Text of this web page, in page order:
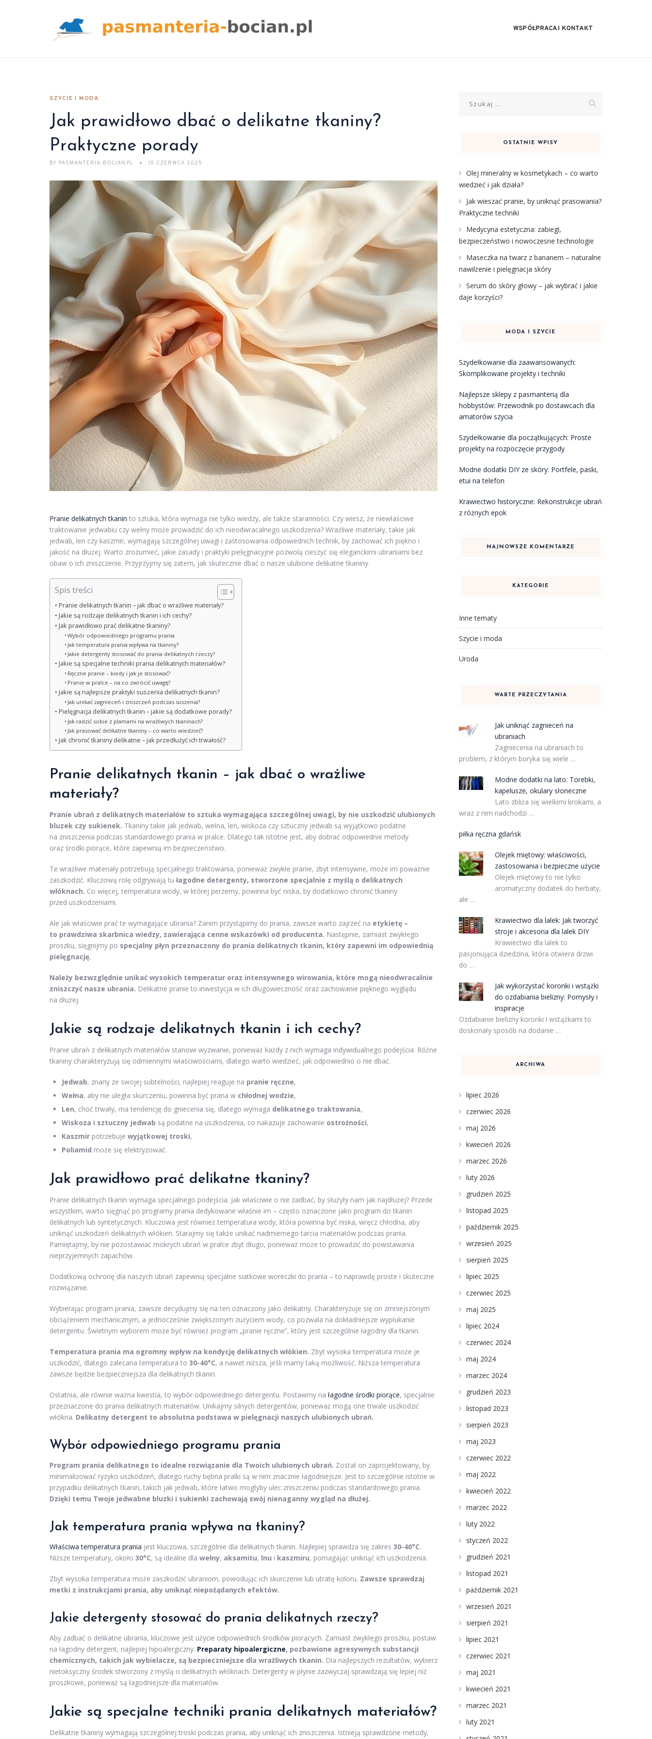
WSPÓŁPRACA I KONTAKT
SZYCIE I MODA
Jak prawidłowo dbać o delikatne tkaniny?
Praktyczne porady
BY PASMANTERIA-BOCIAN.PL 15 CZERWCA 2025
Pranie delikatnych tkanin to sztuka, która wymaga nie tylko wiedzy, ale także staranności. Czy wiesz, że niewłaściwe
traktowanie jedwabiu czy wełny może prowadzić do ich nieodwracalnego uszkodzenia? Wrażliwe materiały, takie jak
jedwab, len czy kaszmir, wymagają szczególnej uwagi i zastosowania odpowiednich technik, by zachować ich piękno i
jakość na dłużej. Warto zrozumieć, jakie zasady i praktyki pielęgnacyjne pozwolą cieszyć się eleganckimi ubraniami bez
obaw o ich zniszczenie. Przyjrzyjmy się zatem, jak skutecznie dbać o nasze ulubione delikatne tkaniny.
Spis treści
Pranie delikatnych tkanin – jak dbać o wrażliwe materiały?
Jakie są rodzaje delikatnych tkanin i ich cechy?
Jak prawidłowo prać delikatne tkaniny?
Wybór odpowiedniego programu prania
Jak temperatura prania wpływa na tkaniny?
Jakie detergenty stosować do prania delikatnych rzeczy?
Jakie są specjalne techniki prania delikatnych materiałów?
Ręczne pranie – kiedy i jak je stosować?
Pranie w pralce – na co zwrócić uwagę?
Jakie są najlepsze praktyki suszenia delikatnych tkanin?
Jak unikać zagnieceń i zniszczeń podczas suszenia?
Pielęgnacja delikatnych tkanin – jakie są dodatkowe porady?
Jak radzić sobie z plamami na wrażliwych tkaninach?
Jak prasować delikatne tkaniny – co warto wiedzieć?
Jak chronić tkaniny delikatne – jak przedłużyć ich trwałość?
Pranie delikatnych tkanin – jak dbać o wrażliwe
materiały?
Pranie ubrań z delikatnych materiałów to sztuka wymagająca szczególnej uwagi, by nie uszkodzić ulubionych
bluzek czy sukienek. Tkaniny takie jak jedwab, wełna, len, wiskoza czy sztuczny jedwab są wyjątkowo podatne
na zniszczenia podczas standardowego prania w pralce. Dlatego tak istotne jest, aby dobrać odpowiednie metody
oraz środki piorące, które zapewnią im bezpieczeństwo.
Te wrażliwe materiały potrzebują specjalnego traktowania, ponieważ zwykłe pranie, zbyt intensywne, może im poważnie
zaszkodzić. Kluczową rolę odgrywają tu łagodne detergenty, stworzone specjalnie z myślą o delikatnych
włóknach. Co więcej, temperatura wody, w której perzemy, powinna być niska, by dodatkowo chronić tkaniny
przed uszkodzeniami.
Ale jak właściwie prać te wymagające ubrania? Zanim przystąpimy do prania, zawsze warto zajrzeć na etykietę –
to prawdziwa skarbnica wiedzy, zawierająca cenne wskazówki od producenta. Następnie, zamiast zwykłego
proszku, sięgnijmy po specjalny płyn przeznaczony do prania delikatnych tkanin, który zapewni im odpowiednią
pielęgnację.
Należy bezwzględnie unikać wysokich temperatur oraz intensywnego wirowania, które mogą nieodwracalnie
zniszczyć nasze ubrania. Delikatne pranie to inwestycja w ich długowieczność oraz zachowanie pięknego wyglądu
na dłużej.
Jakie są rodzaje delikatnych tkanin i ich cechy?
Pranie ubrań z delikatnych materiałów stanowi wyzwanie, ponieważ każdy z nich wymaga indywidualnego podejścia. Różne
tkaniny charakteryzują się odmiennymi właściwościami, dlatego warto wiedzieć, jak odpowiednio o nie dbać.
Jedwab, znany ze swojej subtelności, najlepiej reaguje na pranie ręczne,
Wełna, aby nie uległa skurczeniu, powinna być prana w chłodnej wodzie,
Len, choć trwały, ma tendencję do gniecenia się, dlatego wymaga delikatnego traktowania,
Wiskoza i sztuczny jedwab są podatne na uszkodzenia, co nakazuje zachowanie ostrożności,
Kaszmir potrzebuje wyjątkowej troski,
Poliamid może się elektryzować.
Jak prawidłowo prać delikatne tkaniny?
Pranie delikatnych tkanin wymaga specjalnego podejścia. Jak właściwie o nie zadbać, by służyły nam jak najdłużej? Przede
wszystkim, warto sięgnąć po programy prania dedykowane właśnie im – często oznaczone jako program do tkanin
delikatnych lub syntetycznych. Kluczowa jest również temperatura wody, która powinna być niska, wręcz chłodna, aby
uniknąć uszkodzeń delikatnych włókien. Starajmy się także unikać nadmiernego tarcia materiałów podczas prania.
Pamiętajmy, by nie pozostawiać mokrych ubrań w pralce zbyt długo, ponieważ może to prowadzić do powstawania
nieprzyjemnych zapachów.
Dodatkową ochronę dla naszych ubrań zapewnią specjalne siatkowe woreczki do prania – to naprawdę proste i skuteczne
rozwiązanie.
Wybierając program prania, zawsze decydujmy się na ten oznaczony jako delikatny. Charakteryzuje się on zmniejszonym
obciążeniem mechanicznym, a jednocześnie zwiększonym zużyciem wody, co pozwala na dokładniejsze wypłukanie
detergentu. Świetnym wyborem może być również program „pranie ręczne”, który jest szczególnie łagodny dla tkanin.
Temperatura prania ma ogromny wpływ na kondycję delikatnych włókien. Zbyt wysoka temperatura może je
uszkodzić, dlatego zalecana temperatura to 30-40°C, a nawet niższa, jeśli mamy taką możliwość. Niższa temperatura
zawsze będzie bezpieczniejsza dla delikatnych tkanin.
Ostatnia, ale równie ważna kwestia, to wybór odpowiedniego detergentu. Postawmy na łagodne środki piorące, specjalnie
przeznaczone do prania delikatnych materiałów. Unikajmy silnych detergentów, ponieważ mogą one trwale uszkodzić
włókna. Delikatny detergent to absolutna podstawa w pielęgnacji naszych ulubionych ubrań.
Wybór odpowiedniego programu prania
Program prania delikatnego to idealne rozwiązanie dla Twoich ulubionych ubrań. Został on zaprojektowany, by
minimalizować ryzyko uszkodzeń, dlatego ruchy bębna pralki są w nim znacznie łagodniejsze. Jest to szczególnie istotne w
przypadku delikatnych tkanin, takich jak jedwab, które łatwo mogłyby ulec zniszczeniu podczas standardowego prania.
Dzięki temu Twoje jedwabne bluzki i sukienki zachowają swój nienaganny wygląd na dłużej.
Jak temperatura prania wpływa na tkaniny?
Właściwa temperatura prania jest kluczowa, szczególnie dla delikatnych tkanin. Najlepiej sprawdza się zakres 30-40°C.
Niższe temperatury, około 30°C, są idealne dla wełny, aksamitu, lnu i kaszmiru, pomagając uniknąć ich uszkodzenia.
Zbyt wysoka temperatura może zaszkodzić ubraniom, powodując ich skurczenie lub utratę koloru. Zawsze sprawdzaj
metki z instrukcjami prania, aby uniknąć niepożądanych efektów.
Jakie detergenty stosować do prania delikatnych rzeczy?
Aby zadbać o delikatne ubrania, kluczowe jest użycie odpowiednich środków piorących. Zamiast zwykłego proszku, postaw
na łagodny detergent, najlepiej hipoalergiczny. Preparaty hipoalergiczne, pozbawione agresywnych substancji
chemicznych, takich jak wybielacze, są bezpieczniejsze dla wrażliwych tkanin. Dla najlepszych rezultatów, wybierz
nietoksyczny środek stworzony z myślą o delikatnych włóknach. Detergenty w płynie zazwyczaj sprawdzają się lepiej niż
proszkowe, ponieważ są łagodniejsze dla materiałów.
Jakie są specjalne techniki prania delikatnych materiałów?
Delikatne tkaniny wymagają szczególnej troski podczas prania, aby uniknąć ich zniszczenia. Istnieją sprawdzone metody,
OSTATNIE WPISY
Olej mineralny w kosmetykach – co warto
wiedzieć i jak działa?
Jak wieszać pranie, by uniknąć prasowania?
Praktyczne techniki
Medycyna estetyczna: zabiegi,
bezpieczeństwo i nowoczesne technologie
Maseczka na twarz z bananem – naturalne
nawilżenie i pielęgnacja skóry
Serum do skóry głowy – jak wybrać i jakie
daje korzyści?
MODA I SZYCIE
Szydełkowanie dla zaawansowanych:
Skomplikowane projekty i techniki
Najlepsze sklepy z pasmanterią dla
hobbystów: Przewodnik po dostawcach dla
amatorów szycia
Szydełkowanie dla początkujących: Proste
projekty na rozpoczęcie przygody
Modne dodatki DIY ze skóry: Portfele, paski,
etui na telefon
Krawiectwo historyczne: Rekonstrukcje ubrań
z różnych epok
NAJNOWSZE KOMENTARZE
KATEGORIE
Inne tematy
Szycie i moda
Uroda
WARTE PRZECZYTANIA
Jak uniknąć zagnieceń na
ubraniach
Zagniecenia na ubraniach to
problem, z którym boryka się wiele …
Modne dodatki na lato: Torebki,
kapelusze, okulary słoneczne
Lato zbliża się wielkimi krokami, a
wraz z nim nadchodzi …
piłka ręczna gdańsk
Olejek miętowy: właściwości,
zastosowania i bezpieczne użycie
Olejek miętowy to nie tylko
aromatyczny dodatek do herbaty,
ale …
Krawiectwo dla lalek: Jak tworzyć
stroje i akcesoria dla lalek DIY
Krawiectwo dla lalek to
pasjonująca dziedzina, która otwiera drzwi
do …
Jak wykorzystać koronki i wstążki
do ozdabiania bielizny: Pomysły i
inspiracje
Ozdabianie bielizny koronki i wstążkami to
doskonały sposób na dodanie …
ARCHIWA
lipiec 2026
czerwiec 2026
maj 2026
kwiecień 2026
marzec 2026
luty 2026
grudzień 2025
listopad 2025
październik 2025
wrzesień 2025
sierpień 2025
lipiec 2025
czerwiec 2025
maj 2025
lipiec 2024
czerwiec 2024
maj 2024
marzec 2024
grudzień 2023
listopad 2023
sierpień 2023
maj 2023
czerwiec 2022
maj 2022
kwiecień 2022
marzec 2022
luty 2022
styczeń 2022
grudzień 2021
listopad 2021
październik 2021
wrzesień 2021
sierpień 2021
lipiec 2021
czerwiec 2021
maj 2021
kwiecień 2021
marzec 2021
luty 2021